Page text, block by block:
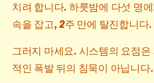
치려 합니다. 하룻밤에 다섯 명
속을 잡고, 2주 만에 탈진합니다.
그러지 마세요. 시스템의 요점
적인 폭발 뒤의 침묵이 아닙니다.